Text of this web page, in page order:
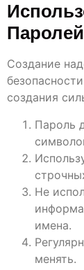
Паролей
Создание
создания
Пароль
Не
имена.
менять.